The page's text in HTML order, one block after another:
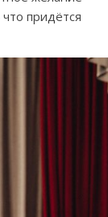
придётся